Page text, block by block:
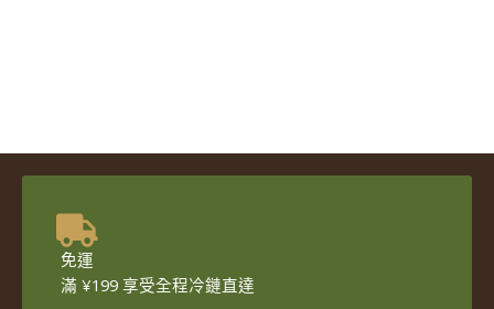
免運
滿 ¥199 享受全程冷鏈直達